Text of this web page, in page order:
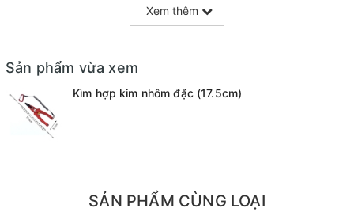
- Đi kèm theo 1 dây kìm và bao
Xem thêm
Sản phẩm vừa xem
Kìm hợp kim nhôm đặc (17.5cm)
SẢN PHẨM CÙNG LOẠI